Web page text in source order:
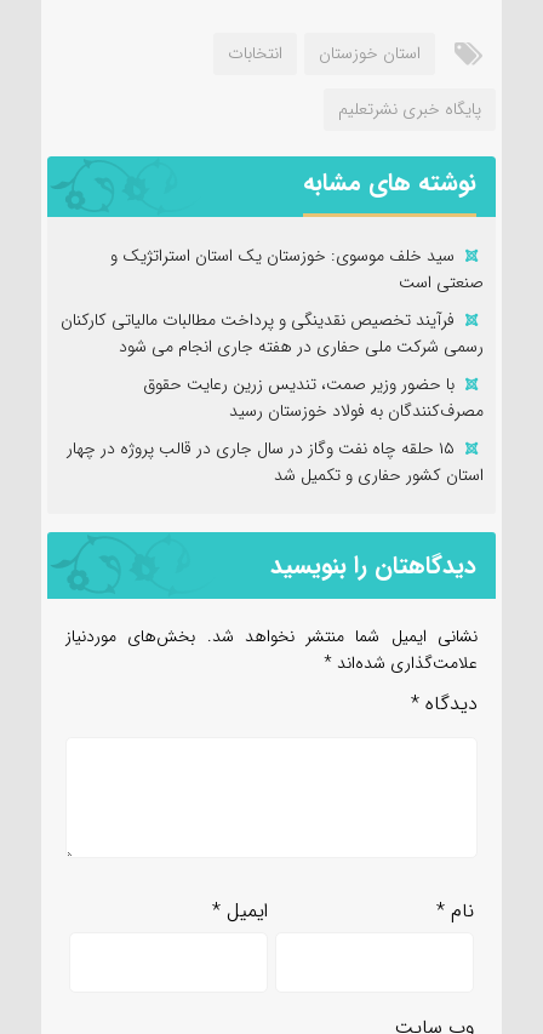
استان خوزستان انتخابات
پایگاه خبری نشرتعلیم
نوشته های مشابه
سید خلف موسوی: خوزستان یک استان استراتژیک و
صنعتی است
فرآیند تخصیص نقدینگی و پرداخت مطالبات مالیاتی کارکنان
رسمی شرکت ملی حفاری در هفته جاری انجام می شود
با حضور وزیر صمت، تندیس زرین رعایت حقوق
مصرف‌کنندگان به فولاد خوزستان رسید
۱۵ حلقه چاه نفت وگاز در سال جاری در قالب پروژه در چهار
استان کشور حفاری و تکمیل شد
دیدگاهتان را بنویسید
نشانی ایمیل شما منتشر نخواهد شد. بخش‌های موردنیاز
علامت‌گذاری شده‌اند *
دیدگاه *
نام* ایمیل*
وب‌ سایت